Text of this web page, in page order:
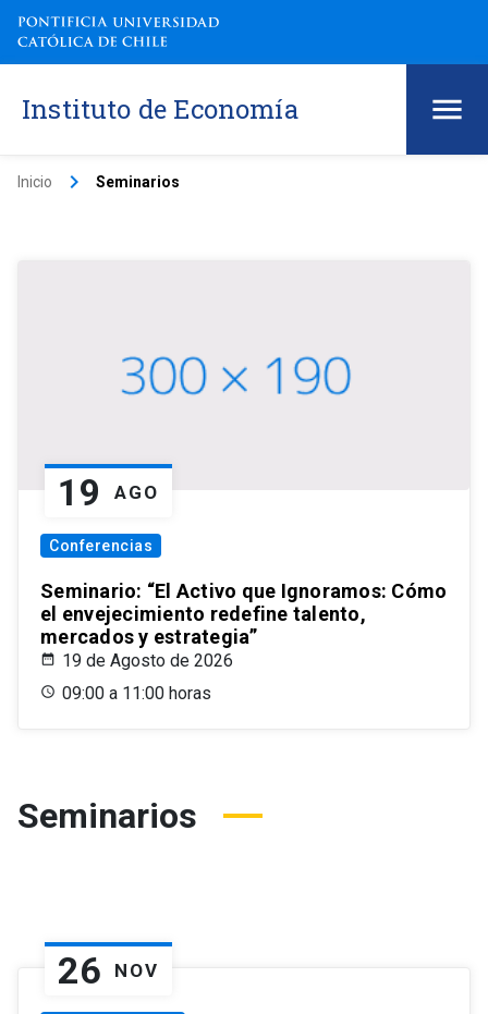
Instituto de Economía
Inicio keyboard_arrow_right Seminarios
19 AGO
Conferencias
Seminario: “El Activo que Ignoramos: Cómo
el envejecimiento redefine talento,
mercados y estrategia”
19 de Agosto de 2026
09:00 a 11:00 horas
Seminarios
26 NOV